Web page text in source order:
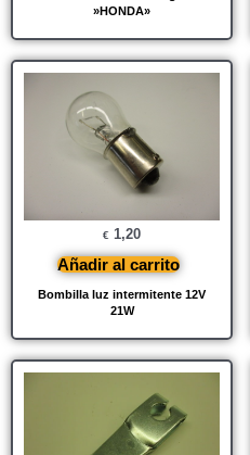
»HONDA»
Bombilla luz intermitente 12V
21W
€ 1,20
Añadir al carrito